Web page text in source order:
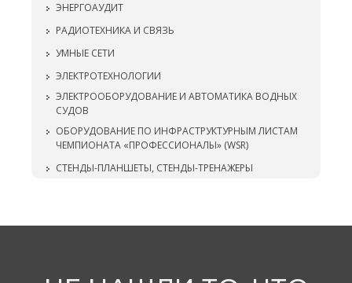
ЭНЕРГОАУДИТ
РАДИОТЕХНИКА И СВЯЗЬ
УМНЫЕ СЕТИ
ЭЛЕКТРОТЕХНОЛОГИИ
ЭЛЕКТРООБОРУДОВАНИЕ И АВТОМАТИКА ВОДНЫХ
СУДОВ
ОБОРУДОВАНИЕ ПО ИНФРАСТРУКТУРНЫМ ЛИСТАМ
ЧЕМПИОНАТА «ПРОФЕССИОНАЛЫ» (WSR)
СТЕНДЫ-ПЛАНШЕТЫ, СТЕНДЫ-ТРЕНАЖЕРЫ